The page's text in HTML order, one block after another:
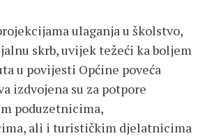
ulaganja u školstvo,
skrb, uvijek težeći ka boljem
u povijesti Općine poveća
izdvojena su za potpore
poduzetnicima,
ali i turističkim djelatnicima